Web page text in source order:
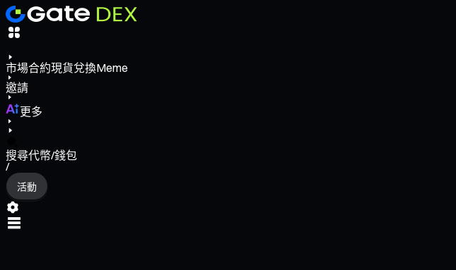
市場合約現貨兌換Meme
邀請
更多
搜尋代幣/錢包
/
活動